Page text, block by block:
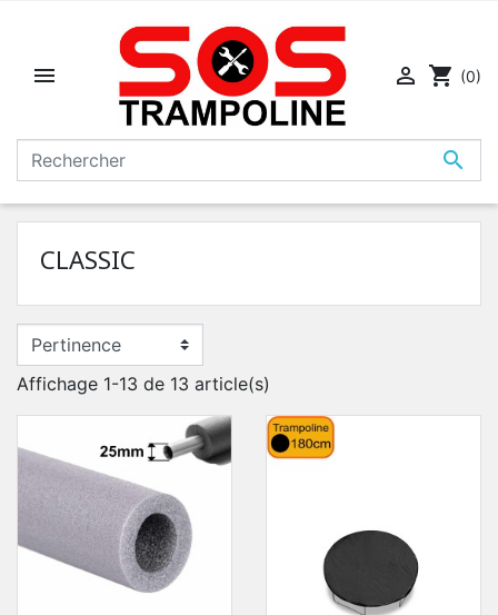


 shopping_cart (0)
CLASSIC
Affichage 1-13 de 13 article(s)